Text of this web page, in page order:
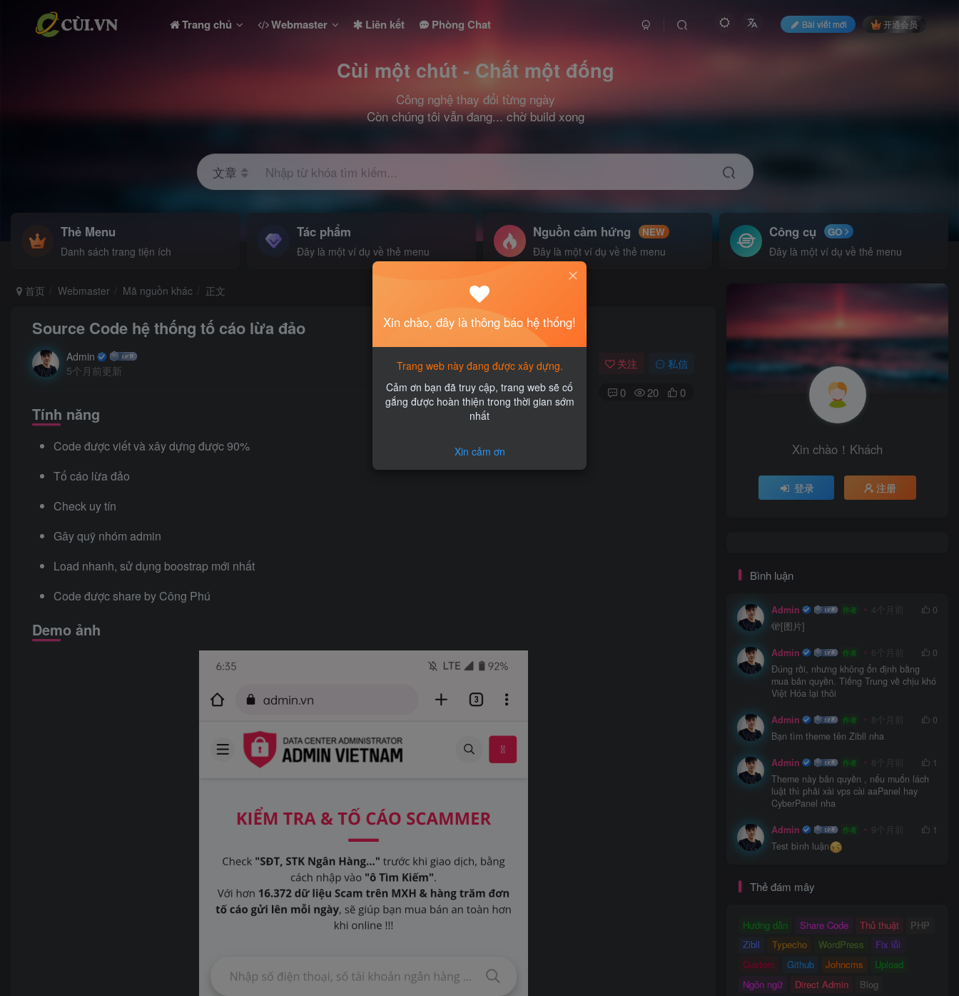
Trang chủ Webmaster Liên kết Phòng Chat Bài viết mới 开通会员
Cùi một chút - Chất một đống
Công nghệ thay đổi từng ngày
Còn chúng tôi vẫn đang... chờ build xong
文章 Nhập từ khóa tìm kiếm...
Thẻ Menu
Danh sách trang tiện ích
Tác phẩm
Đây là một ví dụ về thẻ menu
Nguồn cảm hứng NEW
Đây là một ví dụ về thẻ menu
Công cụ GO
Đây là một ví dụ về thẻ menu
首页 Webmaster Mã nguồn khác 正文
Source Code hệ thống tố cáo lừa đảo
Admin
5个月前更新
关注 私信
0 20 0
Tính năng
Code được viết và xây dựng được 90%
Tố cáo lừa đảo
Check uy tín
Gây quỹ nhóm admin
Load nhanh, sử dụng boostrap mới nhất
Code được share by Công Phú
Demo ảnh
Xin chào！Khách
登录 注册
Bình luận
Admin 作者 4个月前
0
🫣[图片]
Admin 作者 6个月前
0
Đúng rồi, nhưng không ổn định bằng
mua bản quyền. Tiếng Trung về chịu khó
Việt Hóa lại thôi
Admin 作者 8个月前
0
Bạn tìm theme tên Zibll nha
Admin 作者 8个月前
1
Theme này bản quyền , nếu muốn lách
luật thì phải xài vps cài aaPanel hay
CyberPanel nha
Admin 作者 9个月前
1
Test bình luận
Thẻ đám mây
Hướng dẫn Share Code Thủ thuật
PHP
Zibll
Typecho WordPress
Fix lỗi
Custom
Github Johncms
Upload
Ngôn ngữ
Direct Admin
Blog
Xin chào, đây là thông báo hệ thống!
Trang web này đang được xây dựng.
Cảm ơn bạn đã truy cập, trang web sẽ cố
gắng được hoàn thiện trong thời gian sớm
nhất
Xin cảm ơn